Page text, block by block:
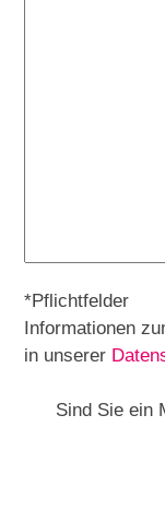
*Pflichtfelder
Informationen
in unserer
Sind Sie ein